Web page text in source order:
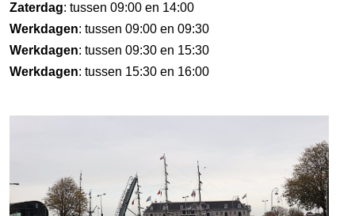
Zaterdag: tussen 09:00 en 14:00
Werkdagen: tussen 09:00 en 09:30
Werkdagen: tussen 09:30 en 15:30
Werkdagen: tussen 15:30 en 16:00